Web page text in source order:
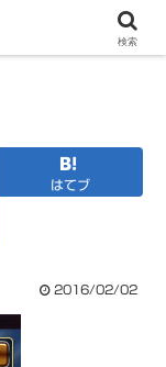
はてブ
2016/02/02
検索